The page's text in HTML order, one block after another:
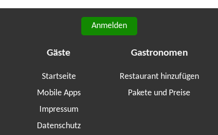
Anmelden
Gäste
Startseite
Mobile Apps
Impressum
Datenschutz
Gastronomen
Restaurant hinzufügen
Pakete und Preise